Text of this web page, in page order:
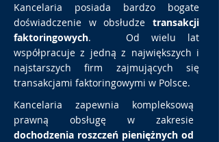
Kancelaria posiada bardzo bogate
doświadczenie w obsłudze transakcji
faktoringowych. Od wielu lat
współpracuje z jedną z największych i
najstarszych firm zajmujących się
transakcjami faktoringowymi w Polsce.
Kancelaria zapewnia kompleksową
prawną obsługę w zakresie
dochodzenia roszczeń pieniężnych od